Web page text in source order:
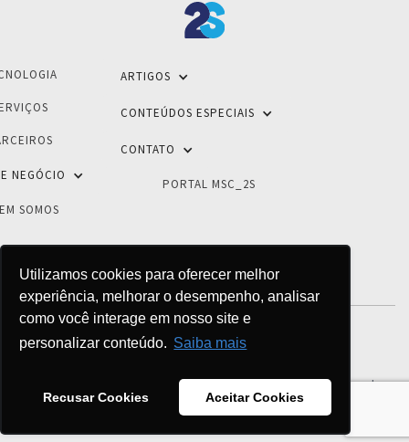
Utilizamos cookies para oferecer melhor
experiência, melhorar o desempenho, analisar
como você interage em nosso site e
personalizar conteúdo. Saiba mais
Recusar Cookies Aceitar Cookies
NEGÓCIO
SOMOS
ARTIGOS
CONTEÚDOS ESPECIAIS
CONTATO
PORTAL MSC_2S
© 2026 - 2S Inovações Tecnológicas - Todos os direitos reservados